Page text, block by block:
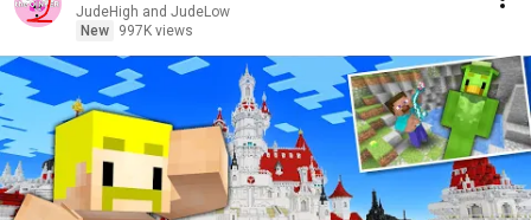
JudeHigh and JudeLow
New
997K views